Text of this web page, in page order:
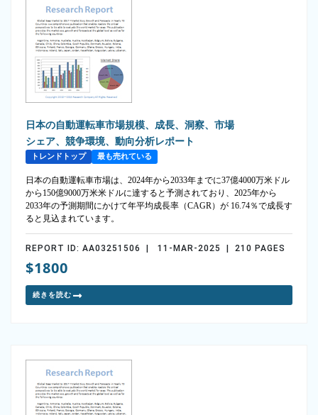
日本の自動運転車市場規模、成長、洞察、市場
シェア、競争環境、動向分析レポート
トレンドトップ 最も売れている
日本の自動運転車市場は、2024年から2033年までに37億4000万米ドル
から150億9000万米米ドルに達すると予測されており、2025年から
2033年の予測期間にかけて年平均成長率（CAGR）が 16.74％で成長す
ると見込まれています。
REPORT ID: AA03251506 | 11-MAR-2025 | 210 PAGES
$1800
続きを読む